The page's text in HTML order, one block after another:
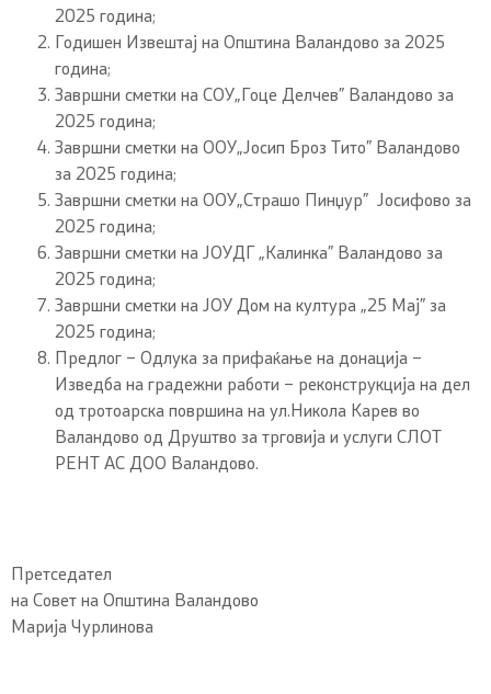
2025 година;
Годишен Извештај на Општина Валандово за 2025
година;
Завршни сметки на СОУ„Гоце Делчев” Валандово за
2025 година;
Завршни сметки на ООУ„Јосип Броз Тито” Валандово
за 2025 година;
Завршни сметки на ООУ„Страшо Пинџур” Јосифово за
2025 година;
Завршни сметки на ЈОУДГ „Калинка” Валандово за
2025 година;
Завршни сметки на ЈОУ Дом на култура „25 Мај” за
2025 година;
Предлог – Одлука за прифаќање на донација –
Изведба на градежни работи – реконструкција на дел
од тротоарска површина на ул.Никола Карев во
Валандово од Друштво за трговија и услуги СЛОТ
РЕНТ АС ДОО Валандово.
Претседател
на Совет на Општина Валандово
Марија Чурлинова